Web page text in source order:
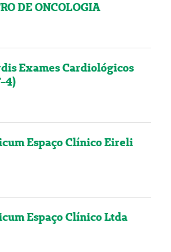
DE ONCOLOGIA
Exames Cardiológicos
4)
Espaço Clínico Eireli
Espaço Clínico Ltda